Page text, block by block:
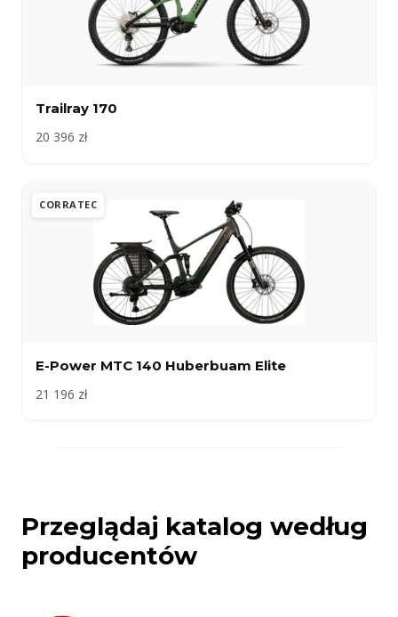
Trailray 170
20 396 zł
CORRATEC
E-Power MTC 140 Huberbuam Elite
21 196 zł
Przeglądaj katalog według
producentów